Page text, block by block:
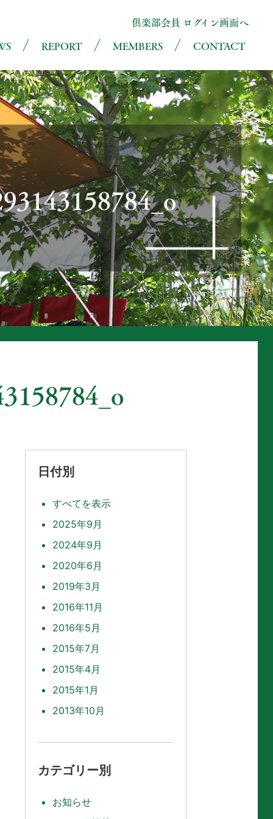
倶楽部会員 ログイン画面へ
REPORT MEMBERS CONTACT
日付別
すべてを表示
2025年9月
2024年9月
2020年6月
2019年3月
2016年11月
2016年5月
2015年7月
2015年4月
2015年1月
2013年10月
カテゴリー別
お知らせ